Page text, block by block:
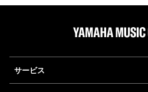
サービス